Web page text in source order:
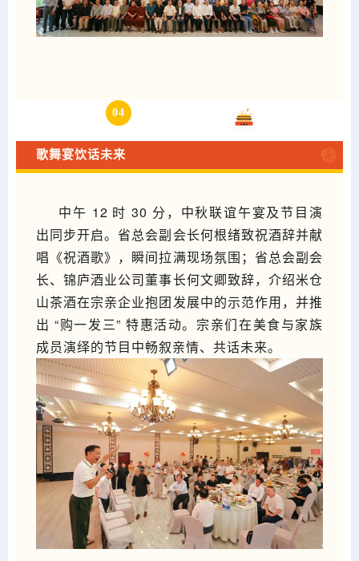
04
歌舞宴饮话未来
中午 12 时 30 分，中秋联谊午宴及节目演
出同步开启。省总会副会长何根绪致祝酒辞并献
唱《祝酒歌》，瞬间拉满现场氛围；省总会副会
长、锦庐酒业公司董事长何文卿致辞，介绍米仓
山茶酒在宗亲企业抱团发展中的示范作用，并推
出 “购一发三” 特惠活动。宗亲们在美食与家族
成员演绎的节目中畅叙亲情、共话未来。